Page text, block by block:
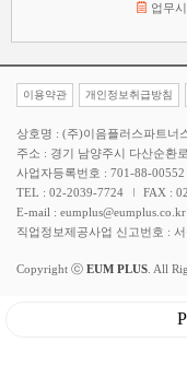
업무
이용약관 개인정보취급방침
상호명 : (주)이음플러스파트너
주소 : 경기 남양주시 다산순환
사업자등록번호 : 701-88-00552
TEL : 02-2039-7724
FAX :
E-mail : eumplus@eumplus.co.kr
직업정보제공사업 신고번호 :
Copyright ⓒ EUM PLUS . All